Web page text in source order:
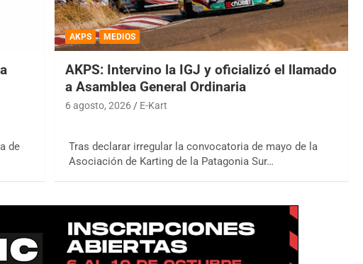
de
AKPS MEDIOS
AKPS: Intervino la IGJ y oficializó el llamado
a Asamblea General Ordinaria
6 agosto, 2026 E-Kart
Tras declarar irregular la convocatoria de mayo de la
Asociación de Karting de la Patagonia Sur…